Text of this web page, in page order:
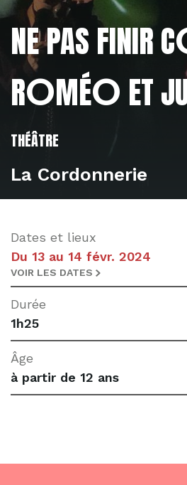
NE PAS FINIR C
ROMÉO ET
THÉÂTRE
La Cordonnerie
Dates et lieux
Du 13 au 14 févr. 2024
VOIR LES DATES
Durée
1h25
Âge
à partir de 12 ans
L'éditorial
L'actualité